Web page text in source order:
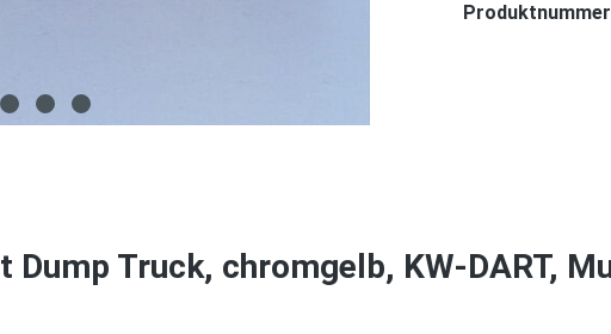
Truck, chromgelb, KW-DART,